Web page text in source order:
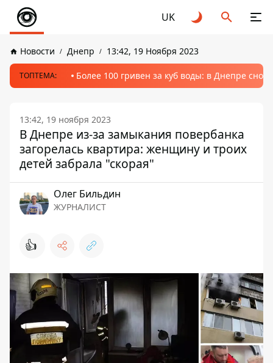
UK
Новости Днепр 13:42, 19 Ноября 2023
ТОПТЕМА: Более 100 гривен за куб воды: в Днепре
13:42, 19 ноября 2023
В Днепре из-за замыкания повербанка
загорелась квартира: женщину и троих
детей забрала "скорая"
Олег Бильдин
ЖУРНАЛИСТ
👍